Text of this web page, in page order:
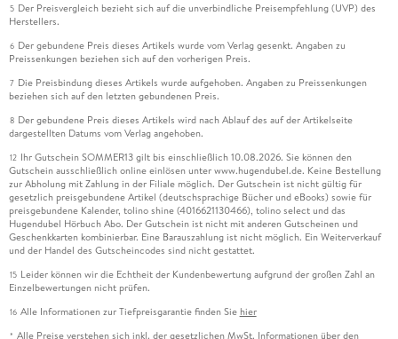
5 Der Preisvergleich bezieht sich auf die unverbindliche Preisempfehlung (UVP) des
Herstellers.
6 Der gebundene Preis dieses Artikels wurde vom Verlag gesenkt. Angaben zu
Preissenkungen beziehen sich auf den vorherigen Preis.
7 Die Preisbindung dieses Artikels wurde aufgehoben. Angaben zu Preissenkungen
beziehen sich auf den letzten gebundenen Preis.
8 Der gebundene Preis dieses Artikels wird nach Ablauf des auf der Artikelseite
dargestellten Datums vom Verlag angehoben.
12 Ihr Gutschein SOMMER13 gilt bis einschließlich 10.08.2026. Sie können den
Gutschein ausschließlich online einlösen unter www.hugendubel.de. Keine Bestellung
zur Abholung mit Zahlung in der Filiale möglich. Der Gutschein ist nicht gültig für
gesetzlich preisgebundene Artikel (deutschsprachige Bücher und eBooks) sowie für
preisgebundene Kalender, tolino shine (4016621130466), tolino select und das
Hugendubel Hörbuch Abo. Der Gutschein ist nicht mit anderen Gutscheinen und
Geschenkkarten kombinierbar. Eine Barauszahlung ist nicht möglich. Ein Weiterverkauf
und der Handel des Gutscheincodes sind nicht gestattet.
15 Leider können wir die Echtheit der Kundenbewertung aufgrund der großen Zahl an
Einzelbewertungen nicht prüfen.
16 Alle Informationen zur Tiefpreisgarantie finden Sie hier
* Alle Preise verstehen sich inkl. der gesetzlichen MwSt. Informationen über den